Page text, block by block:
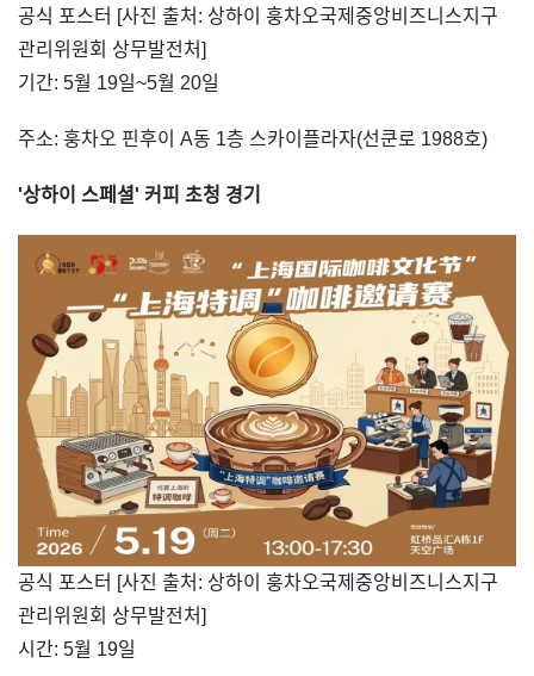
​공식 포스터 [사진 출처: 상하이 훙차오국제중앙비즈니스지구
관리위원회 상무발전처]
기간: 5월 19일~5월 20일
주소: 훙차오 핀후이 A동 1층 스카이플라자(선쿤로 1988호)
'상하이 스페셜' 커피 초청 경기
​공식 포스터 [사진 출처: 상하이 훙차오국제중앙비즈니스지구
관리위원회 상무발전처]
시간: 5월 19일